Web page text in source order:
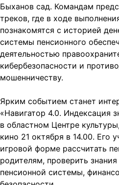
Быханов сад. Командам
треков, где в ходе
познакомятся с историей
системы пенсионного
деятельностью
кибербезопасности и
мошенничеству.
Ярким событием станет
«Навигатор 4.0. Индексация
в областном Центре
кино 21 октября в 14.00. Его
игровой форме рассчитать
родителям, проверить
пенсионной системы,